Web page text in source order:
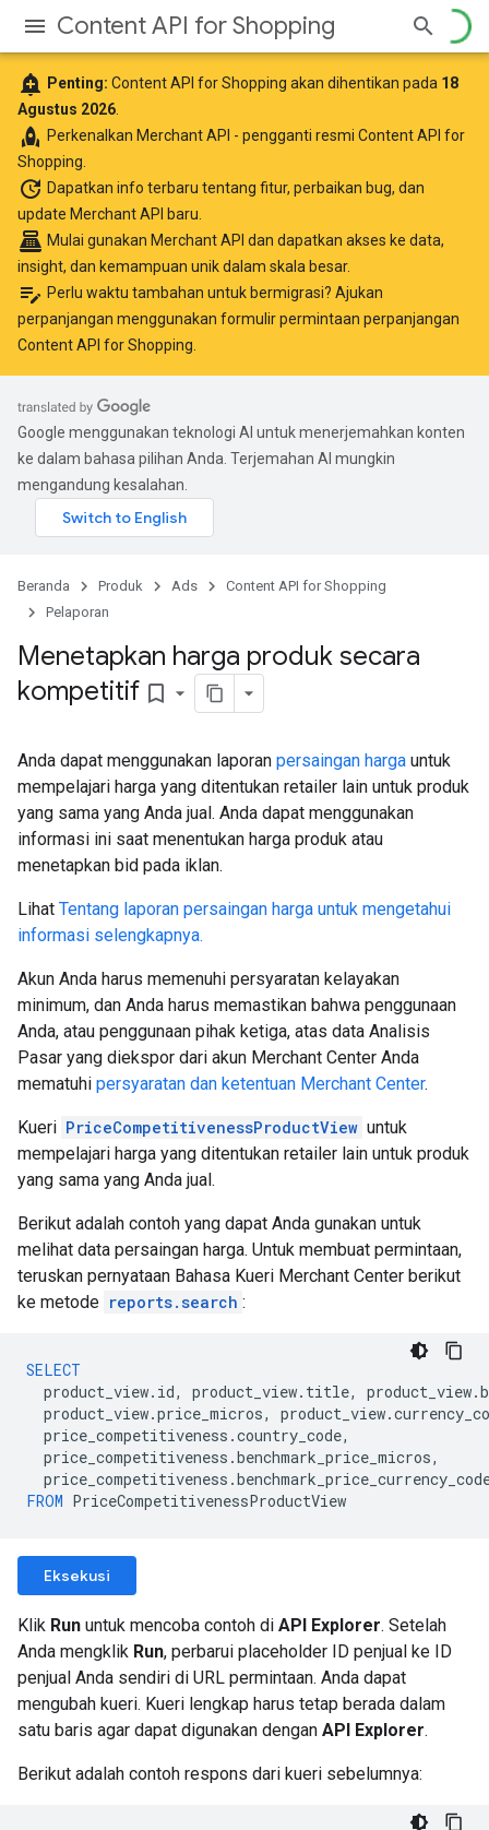
Content API for Shopping
add_alert Penting: Content API for Shopping akan dihentikan pada 18
Agustus 2026
rocket Perkenalkan Merchant API - pengganti resmi Content API for
Shopping.
update Dapatkan info terbaru tentang fitur, perbaikan bug, dan
update Merchant API baru.
point_of_sale Mulai gunakan Merchant API dan dapatkan akses ke data,
insight, dan kemampuan unik dalam skala besar.
edit_note Perlu waktu tambahan untuk bermigrasi? Ajukan
perpanjangan menggunakan formulir permintaan perpanjangan
Content API for Shopping
Google menggunakan teknologi AI untuk menerjemahkan konten
ke dalam bahasa pilihan Anda. Terjemahan AI mungkin
mengandung kesalahan.
Beranda Produk Ads
Content API for Shopping
Pelaporan
Menetapkan harga produk secara
kompetitif bookmark_border
Anda dapat menggunakan laporan persaingan harga untuk
mempelajari harga yang ditentukan retailer lain untuk produk
yang sama yang Anda jual. Anda dapat menggunakan
informasi ini saat menentukan harga produk atau
menetapkan bid pada iklan.
Lihat Tentang laporan persaingan harga untuk mengetahui
informasi selengkapnya.
Akun Anda harus memenuhi persyaratan kelayakan
minimum, dan Anda harus memastikan bahwa penggunaan
Anda, atau penggunaan pihak ketiga, atas data Analisis
Pasar yang diekspor dari akun Merchant Center Anda
mematuhi persyaratan dan ketentuan Merchant Center.
Kueri PriceCompetitivenessProductView untuk
mempelajari harga yang ditentukan retailer lain untuk produk
yang sama yang Anda jual.
Berikut adalah contoh yang dapat Anda gunakan untuk
melihat data persaingan harga. Untuk membuat permintaan,
teruskan pernyataan Bahasa Kueri Merchant Center berikut
ke metode reports.search :
SELECT
product_view. id, product_view. title, product_view.
product_view.price_micros, product_view.
price_competitiveness .country_code,
price_competitiveness .benchmark_price_micros,
price_competitiveness .
FROM PriceCompetitivenessProductView
Eksekusi
Klik Run untuk mencoba contoh di API Explorer. Setelah
Anda mengklik Run, perbarui placeholder ID penjual ke ID
penjual Anda sendiri di URL permintaan. Anda dapat
mengubah kueri. Kueri lengkap harus tetap berada dalam
satu baris agar dapat digunakan dengan API Explorer.
Berikut adalah contoh respons dari kueri sebelumnya: